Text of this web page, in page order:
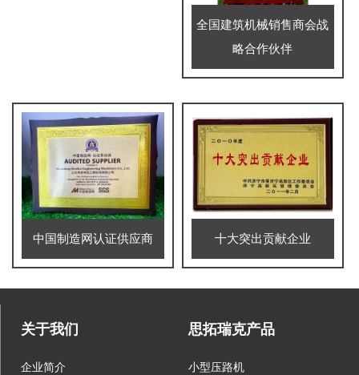
全国建筑机械销售商会战
略合作伙伴
中国制造网认证供应商 十大突出贡献企业
关于我们
企业简介
思拓瑞克产品
小型压路机